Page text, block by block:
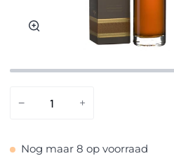
− +
Nog maar8 op voorraad